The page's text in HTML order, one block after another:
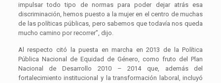
impulsar todo tipo de normas para poder dejar atrás esa
discriminación, hemos puesto a la mujer en el centro de muchas
de las políticas públicas, pero sabemos que todavía nos queda
mucho camino por recorrer”, dijo.
Al respecto citó la puesta en marcha en 2013 de la Política
Pública Nacional de Equidad de Género, como fruto del Plan
Nacional de Desarrollo 2010 – 2014 que, además del
fortalecimiento institucional y la transformación laboral, incluyó